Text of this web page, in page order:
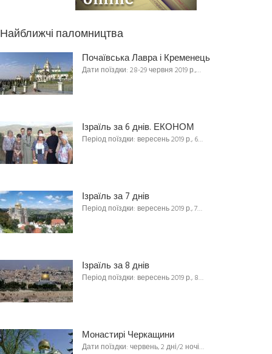
Найближчі паломництва
Почаївська Лавра і Кременець
Дати поїздки: 28-29 червня 2019 р.,…
Ізраїль за 6 днів. ЕКОНОМ
Період поїздки: вересень 2019 р., 6…
Ізраїль за 7 днів
Період поїздки: вересень 2019 р., 7…
Ізраїль за 8 днів
Період поїздки: вересень 2019 р., 8…
Монастирі Черкащини
Дати поїздки: червень, 2 дні/2 ночі…